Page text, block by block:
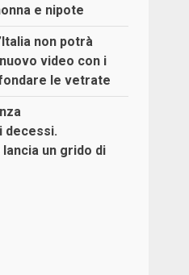
e nipote
non potrà
video con i
le vetrate
decessi.
un grido di